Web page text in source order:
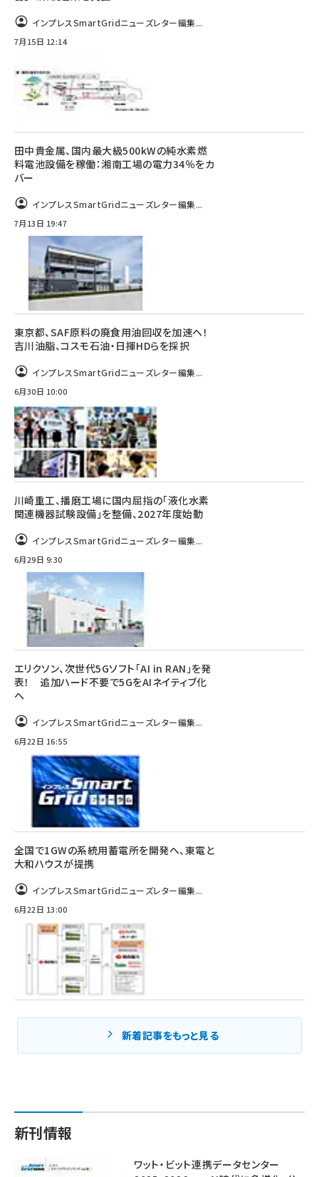
インプレスSmartGridニューズレター編集...
7月15日 12:14
田中貴金属、国内最大級500kWの純水素燃
料電池設備を稼働：湘南工場の電力34％をカ
バー
インプレスSmartGridニューズレター編集...
7月13日 19:47
東京都、SAF原料の廃食用油回収を加速へ！
吉川油脂、コスモ石油・日揮HDらを採択
インプレスSmartGridニューズレター編集...
6月30日 10:00
川崎重工、播磨工場に国内屈指の「液化水素
関連機器試験設備」を整備、2027年度始動
インプレスSmartGridニューズレター編集...
6月29日 9:30
エリクソン、次世代5Gソフト「AI in RAN」を発
表！ 追加ハード不要で5GをAIネイティブ化
へ
インプレスSmartGridニューズレター編集...
6月22日 16:55
全国で1GWの系統用蓄電所を開発へ、東電と
大和ハウスが提携
インプレスSmartGridニューズレター編集...
6月22日 13:00
新着記事をもっと見る
新刊情報
ワット・ビット連携データセンター